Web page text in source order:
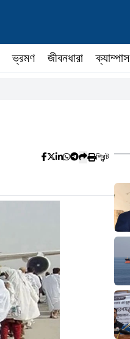
ভ্রমণ জীবনধারা ক্যাম্পাস
প্রিন্ট